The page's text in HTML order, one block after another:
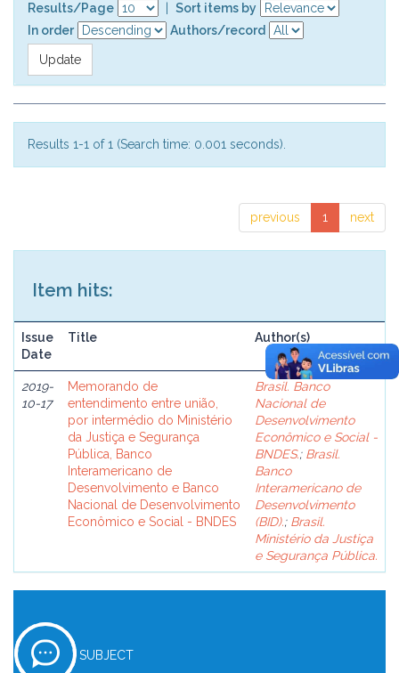
Results/Page
Sort items by
In order
Authors/record
Results 1-1 of 1 (Search time: 0.001 seconds).
previous 1 next
Item hits:
Issue
Date
Title Author(s)
2019-
10-17
Memorando de
entendimento entre união,
por intermédio do Ministério
da Justiça e Segurança
Pública, Banco
Interamericano de
Desenvolvimento e Banco
Nacional de Desenvolvimento
Econômico e Social - BNDES
Brasil. Banco
Nacional de
Desenvolvimento
Econômico e Social -
BNDES.; Brasil.
Banco
Interamericano de
Desenvolvimento
(BID).; Brasil.
Ministério da Justiça
e Segurança Pública.
SUBJECT